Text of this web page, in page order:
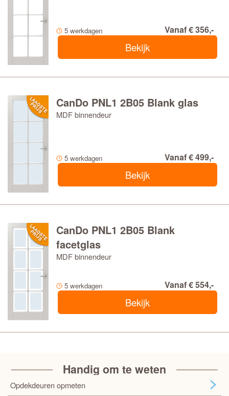
5 werkdagen Vanaf € 356,-
Bekijk
CanDo PNL1 2B05 Blank glas
MDF binnendeur
5 werkdagen Vanaf € 499,-
Bekijk
CanDo PNL1 2B05 Blank
facetglas
MDF binnendeur
5 werkdagen Vanaf € 554,-
Bekijk
Handig om te weten
Opdekdeuren opmeten